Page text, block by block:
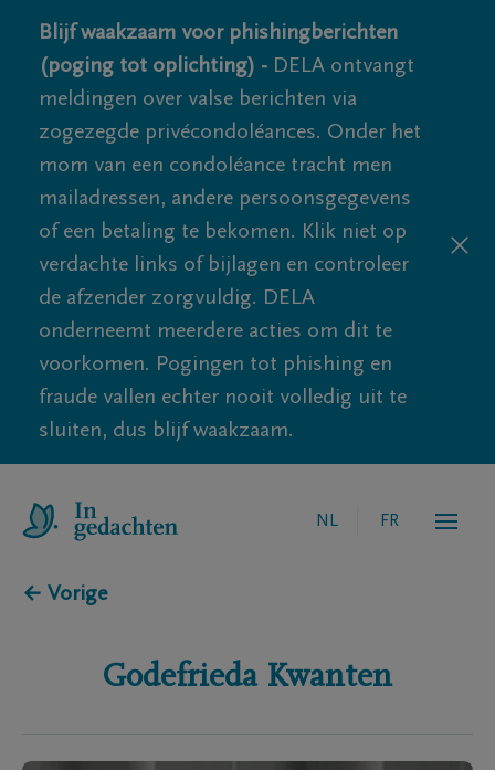
Blijf waakzaam voor phishingberichten
(poging tot oplichting) - DELA ontvangt
meldingen over valse berichten via
zogezegde privécondoléances. Onder het
mom van een condoléance tracht men
mailadressen, andere persoonsgegevens
of een betaling te bekomen. Klik niet op
verdachte links of bijlagen en controleer
de afzender zorgvuldig. DELA
onderneemt meerdere acties om dit te
voorkomen. Pogingen tot phishing en
fraude vallen echter nooit volledig uit te
sluiten, dus blijf waakzaam.
NL FR
← Vorige
Godefrieda Kwanten